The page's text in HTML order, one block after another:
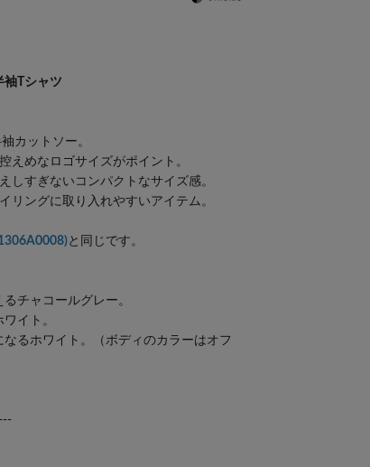
袖Tシャツ
カットソー。
えめなロゴサイズがポイント。
しすぎないコンパクトなサイズ感。
リングに取り入れやすいアイテム。
と同じです。
チャコールグレー。
イト。
るホワイト。（ボディのカラーはオフ